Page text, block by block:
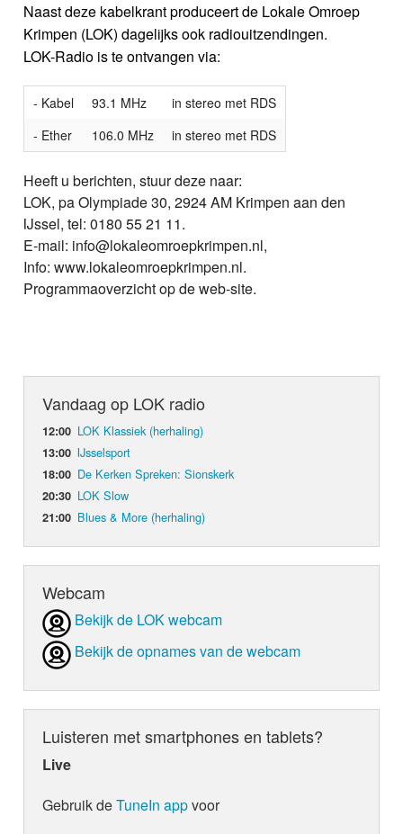
Naast deze kabelkrant produceert de Lokale Omroep
Krimpen (LOK) dagelijks ook radiouitzendingen.
LOK-Radio is te ontvangen via:
- Kabel 93.1 MHz
in stereo met RDS
- Ether
106.0 MHz in stereo met RDS
Heeft u berichten, stuur deze naar:
LOK, pa Olympiade 30, 2924 AM Krimpen aan den
IJssel, tel: 0180 55 21 11.
E-mail: info@lokaleomroepkrimpen.nl,
Info: www.lokaleomroepkrimpen.nl.
Programmaoverzicht op de web-site.
Vandaag op LOK radio
12:00 LOK Klassiek (herhaling)
13:00 IJsselsport
18:00 De Kerken Spreken: Sionskerk
20:30 LOK Slow
21:00 Blues & More (herhaling)
Webcam
Bekijk de LOK webcam
Bekijk de opnames van de webcam
Luisteren met smartphones en tablets?
Live
Gebruik deTuneIn appvoor